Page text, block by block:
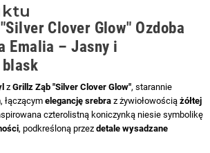
"Silver Clover Glow" Ozdoba
Emalia – Jasny i
z Grillz Ząb "Silver Clover Glow", starannie
łączącym elegancję srebra z żywiołowością żółtej
czterolistną koniczynką niesie symbolikę
, podkreśloną przez detale wysadzane